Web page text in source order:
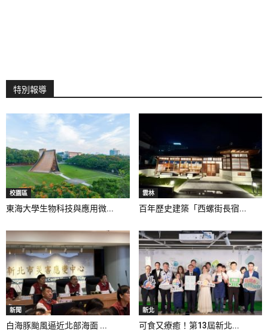
特別報導
校園區
東海大學生物科技與應用微...
雲林
百年歷史建築「西螺街長宿...
新聞
白海豚颱風逼近北部海面 ...
新北
可食又療癒！第13屆新北...